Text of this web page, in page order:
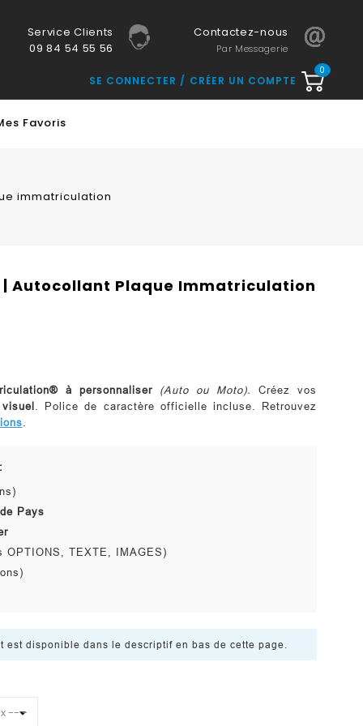
Service Clients
09 84 54 55 56
Contactez-nous
Par Messagerie
0
SE CONNECTER CRÉER UN COMPTE
Favoris
immatriculation
| Autocollant Plaque Immatriculation
à personnaliser (Auto ou Moto).
Créez vos
. Police de caractère officielle incluse. Retrouvez
Pays
TEXTE, IMAGES)
est disponible dans le descriptif en bas de cette page.